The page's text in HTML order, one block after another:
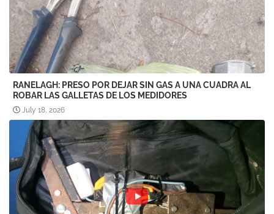
RANELAGH: PRESO POR DEJAR SIN GAS A UNA CUADRA AL
ROBAR LAS GALLETAS DE LOS MEDIDORES
July 18, 2026